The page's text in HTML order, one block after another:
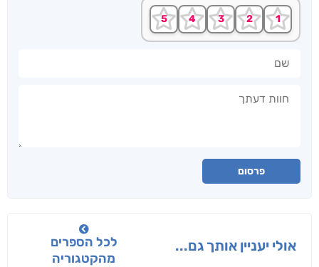
פרסום
אולי יעניין אותך גם...
לכל הספרים
מהקטגוריה